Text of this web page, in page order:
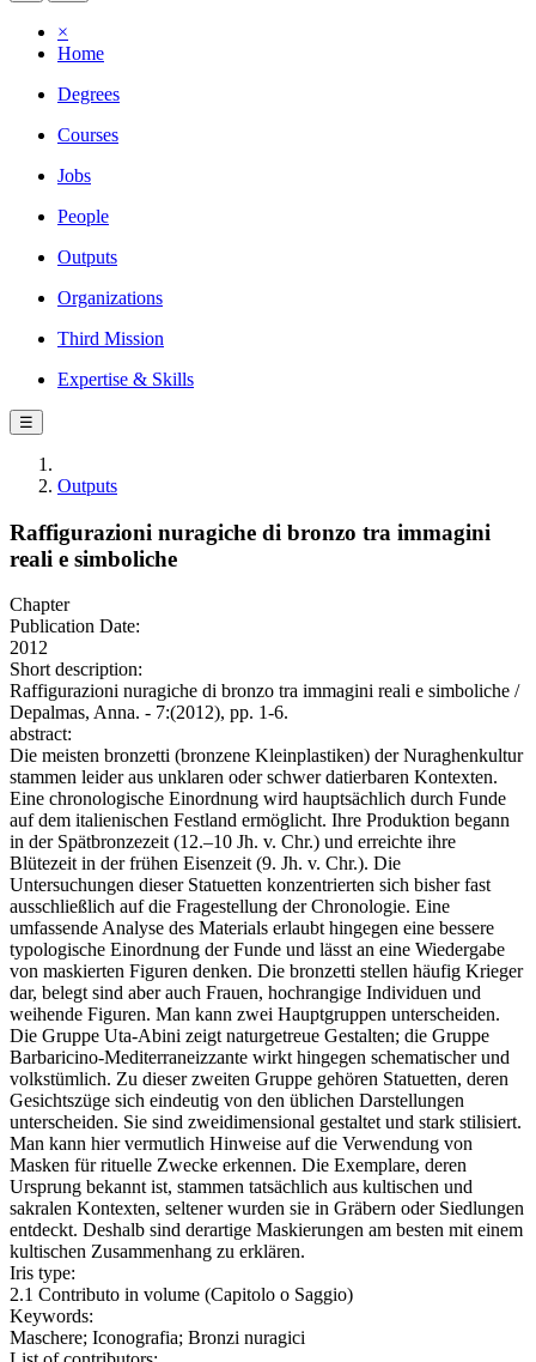
×
Home
Degrees
Courses
Jobs
People
Outputs
Organizations
Third Mission
Expertise & Skills
☰
Outputs
Raffigurazioni nuragiche di bronzo tra immagini
reali e simboliche
Chapter
Publication Date:
2012
Short description:
Raffigurazioni nuragiche di bronzo tra immagini reali e simboliche /
Depalmas, Anna. - 7:(2012), pp. 1-6.
abstract:
Die meisten bronzetti (bronzene Kleinplastiken) der Nuraghenkultur
stammen leider aus unklaren oder schwer datierbaren Kontexten.
Eine chronologische Einordnung wird hauptsächlich durch Funde
auf dem italienischen Festland ermöglicht. Ihre Produktion begann
in der Spätbronzezeit (12.–10 Jh. v. Chr.) und erreichte ihre
Blütezeit in der frühen Eisenzeit (9. Jh. v. Chr.). Die
Untersuchungen dieser Statuetten konzentrierten sich bisher fast
ausschließlich auf die Fragestellung der Chronologie. Eine
umfassende Analyse des Materials erlaubt hingegen eine bessere
typologische Einordnung der Funde und lässt an eine Wiedergabe
von maskierten Figuren denken. Die bronzetti stellen häufig Krieger
dar, belegt sind aber auch Frauen, hochrangige Individuen und
weihende Figuren. Man kann zwei Hauptgruppen unterscheiden.
Die Gruppe Uta-Abini zeigt naturgetreue Gestalten; die Gruppe
Barbaricino-Mediterraneizzante wirkt hingegen schematischer und
volkstümlich. Zu dieser zweiten Gruppe gehören Statuetten, deren
Gesichtszüge sich eindeutig von den üblichen Darstellungen
unterscheiden. Sie sind zweidimensional gestaltet und stark stilisiert.
Man kann hier vermutlich Hinweise auf die Verwendung von
Masken für rituelle Zwecke erkennen. Die Exemplare, deren
Ursprung bekannt ist, stammen tatsächlich aus kultischen und
sakralen Kontexten, seltener wurden sie in Gräbern oder Siedlungen
entdeckt. Deshalb sind derartige Maskierungen am besten mit einem
kultischen Zusammenhang zu erklären.
Iris type:
2.1 Contributo in volume (Capitolo o Saggio)
Keywords:
Maschere; Iconografia; Bronzi nuragici